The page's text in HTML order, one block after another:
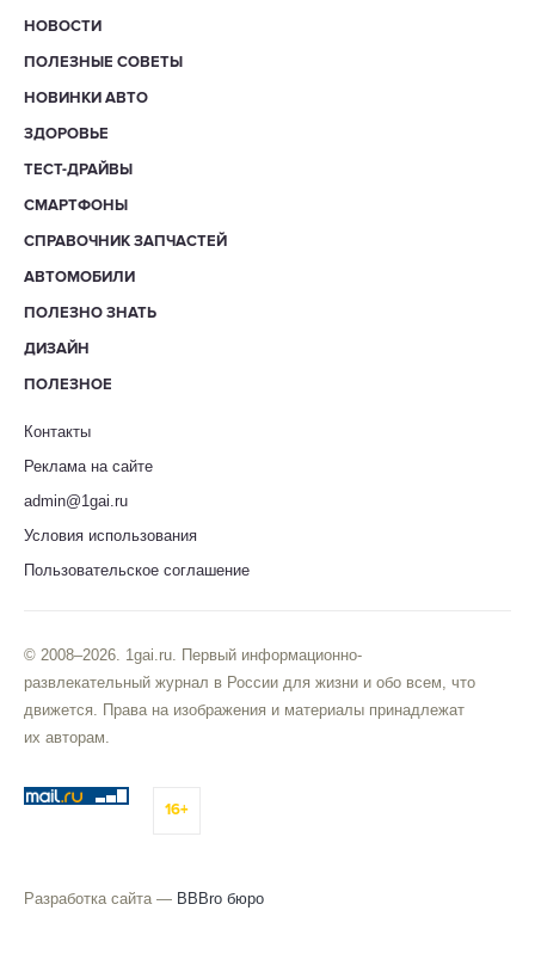
НОВОСТИ
ПОЛЕЗНЫЕ СОВЕТЫ
НОВИНКИ АВТО
ЗДОРОВЬЕ
ТЕСТ-ДРАЙВЫ
СМАРТФОНЫ
СПРАВОЧНИК ЗАПЧАСТЕЙ
АВТОМОБИЛИ
ПОЛЕЗНО ЗНАТЬ
ДИЗАЙН
ПОЛЕЗНОЕ
Контакты
Реклама на сайте
admin@1gai.ru
Условия использования
Пользовательское соглашение
© 2008–2026. 1gai.ru. Первый информационно-
развлекательный журнал в России для жизни и обо всем, что
движется. Права на изображения и материалы принадлежат
их авторам.
16+
Разработка сайта — BBBro бюро